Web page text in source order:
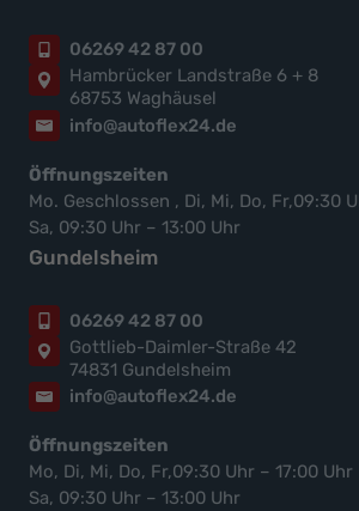
06269 42 87 00
Hambrücker Landstraße 6 + 8
68753 Waghäusel
info@autoflex24.de
Öffnungszeiten
Mo. Geschlossen , Di, Mi, Do, Fr,09:30
Sa, 09:30 Uhr – 13:00 Uhr
Gundelsheim
06269 42 87 00
Gottlieb-Daimler-Straße 42
74831 Gundelsheim
info@autoflex24.de
Öffnungszeiten
Mo, Di, Mi, Do, Fr,09:30 Uhr – 17:00 Uhr
Sa, 09:30 Uhr – 13:00 Uhr